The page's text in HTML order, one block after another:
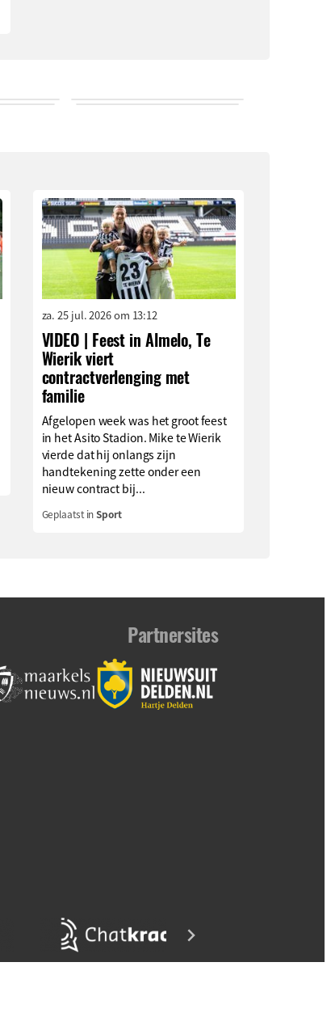
za. 25 jul. 2026 om 13:12
VIDEO | Feest in Almelo, Te
Wierik viert
contractverlenging met
familie
Afgelopen week was het groot feest
in het Asito Stadion. Mike te Wierik
vierde dat hij onlangs zijn
handtekening zette onder een
nieuw contract bij...
Geplaatst inSport
Partnersites